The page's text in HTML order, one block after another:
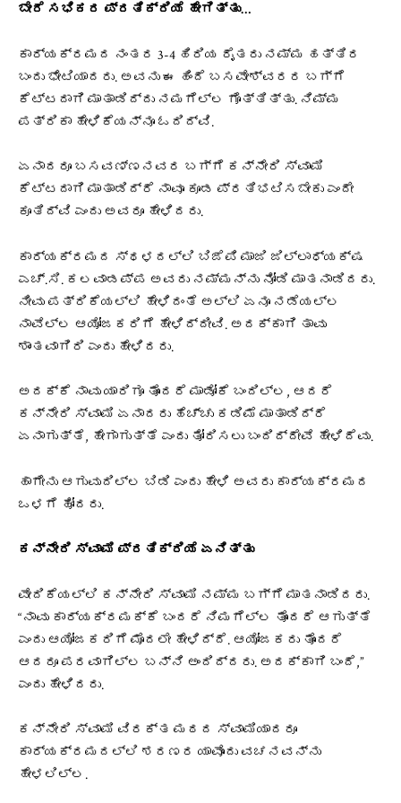
ಬೇರೆ ಸಭಿಕರ ಪ್ರತಿಕ್ರಿಯೆ ಹೇಗಿತ್ತು…
ಕಾರ್ಯಕ್ರಮದ ನಂತರ 3-4 ಹಿರಿಯ ರೈತರು ನಮ್ಮ ಹತ್ತಿರ
ಬಂದು ಭೇಟಿಯಾದರು‌. ಅವನು ಈ ಹಿಂದೆ ಬಸವೇಶ್ವರರ ಬಗ್ಗೆ
ಕೆಟ್ಟದಾಗಿ ಮಾತಾಡಿದ್ದು ನಮಗೆಲ್ಲ ಗೊತ್ತಿತ್ತು. ನಿಮ್ಮ
ಪತ್ರಿಕಾ ಹೇಳಿಕೆಯನ್ನೂ ಓದಿದ್ವಿ.
ಏನಾದರೂ ಬಸವಣ್ಣನವರ ಬಗ್ಗೆ ಕನ್ನೇರಿ ಸ್ವಾಮಿ
ಕೆಟ್ಟದಾಗಿ ಮಾತಾಡಿದ್ರೆ ನಾವೂ ಕೂಡ ಪ್ರತಿಭಟಿಸಬೇಕು ಎಂದೇ
ಕೂತಿದ್ವಿ ಎಂದು ಅವರೂ ಹೇಳಿದರು.
ಕಾರ್ಯಕ್ರಮದ ಸ್ಥಳದಲ್ಲಿ ಬಿಜೆಪಿ ಮಾಜಿ ಜಿಲ್ಲಾಧ್ಯಕ್ಷ
ಎಚ್.ಸಿ. ಕಲವಾಡಪ್ಪ ಅವರು ನಮ್ಮನ್ನು ನೋಡಿ ಮಾತನಾಡಿದರು.
ನೀವು ಪತ್ರಿಕೆಯಲ್ಲಿ ಹೇಳಿದಂತೆ ಅಲ್ಲಿ ಏನೂ ನಡೆಯಲ್ಲ
ನಾವೆಲ್ಲ ಆಯೋಜಕರಿಗೆ ಹೇಳಿದ್ದೀವಿ. ಅದಕ್ಕಾಗಿ ತಾವು
ಶಾಂತವಾಗಿರಿ ಎಂದು ಹೇಳಿದರು.
ಅದಕ್ಕೆ ನಾವು ಯಾರಿಗೂ ತೊಂದರೆ ಮಾಡೋಕೆ ಬಂದಿಲ್ಲ, ಆದರೆ
ಕನ್ನೇರಿ ಸ್ವಾಮಿ ಏನಾದರು ಹೆಚ್ಚು ಕಡಿಮೆ ಮಾತಾಡಿದ್ರೆ
ಏನಾಗುತ್ತೆ, ಹೇಗಾಗುತ್ತೆ ಎಂದು ತೋರಿಸಲು ಬಂದಿದ್ದೇವೆ ಹೇಳಿದೆವು.
ಹಾಗೇನು ಆಗುವುದಿಲ್ಲ ಬಿಡಿ ಎಂದು ಹೇಳಿ ಅವರು ಕಾರ್ಯಕ್ರಮದ
ಒಳಗೆ ಹೋದರು.
ಕನ್ನೇರಿ ಸ್ವಾಮಿ ಪ್ರತಿಕ್ರಿಯೆ ಏನಿತ್ತು
ವೇದಿಕೆಯಲ್ಲಿ ಕನ್ನೇರಿ ಸ್ವಾಮಿ ನಮ್ಮ ಬಗ್ಗೆ ಮಾತನಾಡಿದರು.
“ನಾವು ಕಾರ್ಯಕ್ರಮಕ್ಕೆ ಬಂದರೆ ನಿಮಗೆಲ್ಲ ತೊಂದರೆ ಆಗುತ್ತೆ
ಎಂದು ಆಯೋಜಕರಿಗೆ ಮೊದಲೇ ಹೇಳಿದ್ದೆ. ಆಯೋಜಕರು ತೊಂದರೆ
ಆದರೂ ಪರವಾಗಿಲ್ಲ ಬನ್ನಿ ಅಂದಿದ್ದರು. ಅದಕ್ಕಾಗಿ ಬಂದೆ,”
ಎಂದು ಹೇಳಿದರು.
ಕನ್ನೇರಿ ಸ್ವಾಮಿ ವಿರಕ್ತ ಮಠದ ಸ್ವಾಮಿಯಾದರೂ
ಕಾರ್ಯಕ್ರಮದಲ್ಲಿ ಶರಣರ ಯಾವೊಂದು ವಚನವನ್ನು
ಹೇಳಲಿಲ್ಲ.